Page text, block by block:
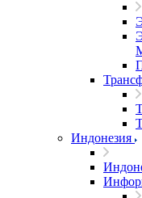
Индонезия